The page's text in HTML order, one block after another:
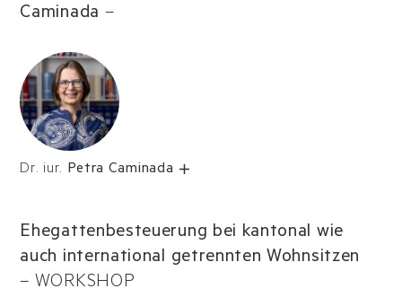
Caminada –
Dr. iur. Petra Caminada
Ehegattenbesteuerung bei kantonal wie
auch international getrennten Wohnsitzen
– WORKSHOP